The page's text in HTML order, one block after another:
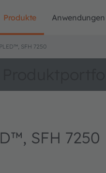
Produkte Anwendungen
SFH 7250
SFH 7250